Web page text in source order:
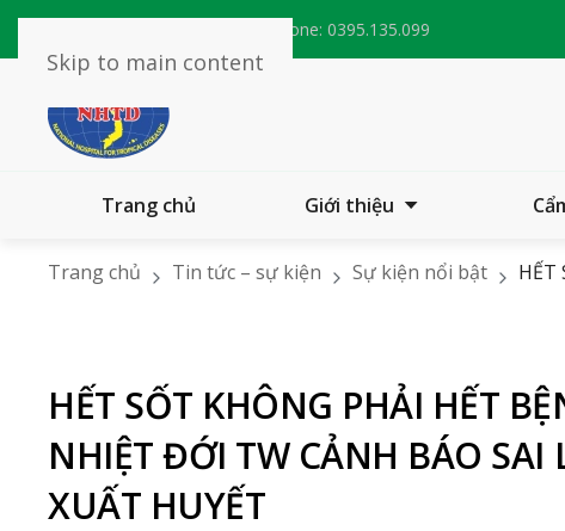
Skip to main content
Phone: 0395.135.099
Trang chủ Giới thiệu
Trang chủ Tin tức – sự kiện Sự kiện nổi bật
HẾT
HẾT SỐT KHÔNG PHẢI HẾT
NHIỆT ĐỚI TW CẢNH BÁO
XUẤT HUYẾT